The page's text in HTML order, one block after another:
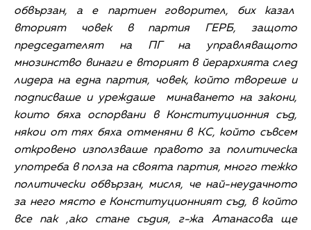
обвързан, а е партиен говорител, бих казал
вторият човек в партия ГЕРБ, защото
председателят на ПГ на управляващото
мнозинство винаги е вторият в йерархията след
лидера на една партия, човек, който твореше и
подписваше и уреждаше минаването на закони,
които бяха оспорвани в Конституционния съд,
някои от тях бяха отменяни в КС, който съвсем
откровено използваше правото за политическа
употреба в полза на своята партия, много тежко
политически обвързан, мисля, че най-неудачното
за него място е Конституционният съд, в който
все пак ,ако стане съдия, г-жа Атанасова ще